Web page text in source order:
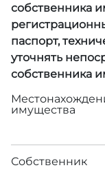
собственника
паспорт,
уточнять
собственника
имущества
Собственник